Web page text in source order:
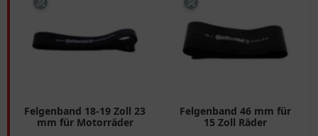
Felgenband 18-19 Zoll 23
mm für Motorräder
Felgenband 46 mm für
15 Zoll Räder